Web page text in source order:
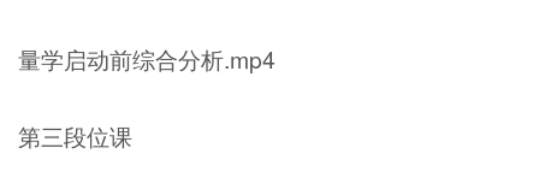
量学启动前综合分析.mp4
第三段位课